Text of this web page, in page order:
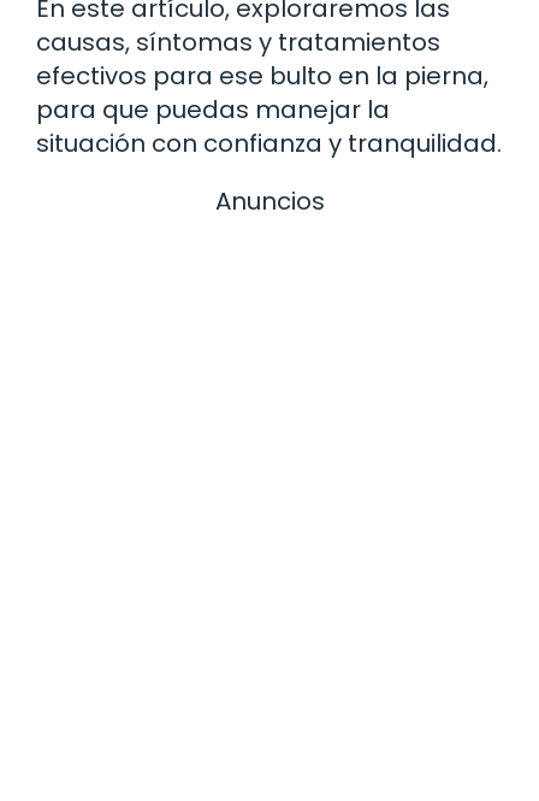
En este artículo, exploraremos las
causas, síntomas y tratamientos
efectivos para ese bulto en la pierna,
para que puedas manejar la
situación con confianza y tranquilidad.
Anuncios